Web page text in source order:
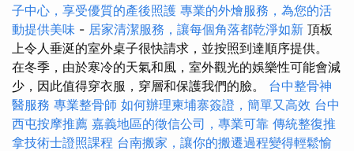
子中心，享受優質的產後照護 專業的外燴服務，為您的活
動提供美味 - 居家清潔服務，讓每個角落都乾淨如新 頂板
上令人垂涎的室外桌子很快請求，並按照到達順序提供。
在冬季，由於寒冷的天氣和風，室外觀光的娛樂性可能會減
少，因此值得穿衣服，穿層和保護我們的臉。 台中整骨神
醫服務 專業整骨師 如何辦理柬埔寨簽證，簡單又高效 台中
西屯按摩推薦 嘉義地區的徵信公司，專業可靠 傳統整復推
拿技術士證照課程 台南搬家，讓你的搬遷過程變得輕鬆愉